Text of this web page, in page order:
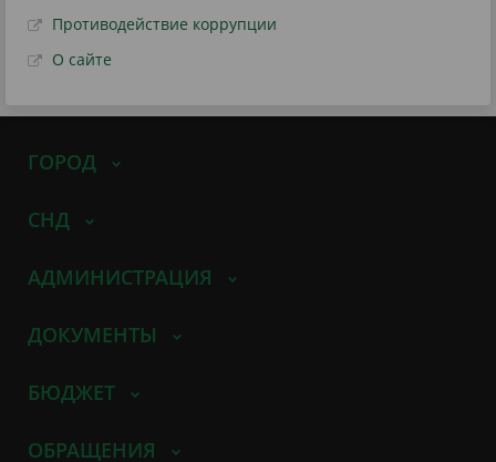
Противодействие коррупции
О сайте
ГОРОД
СНД
АДМИНИСТРАЦИЯ
ДОКУМЕНТЫ
БЮДЖЕТ
ОБРАЩЕНИЯ